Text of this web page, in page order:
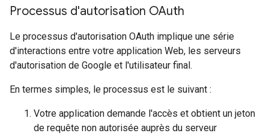
Processus d'autorisation OAuth
Le processus d'autorisation OAuth implique une série
d'interactions entre votre application Web, les serveurs
d'autorisation de Google et l'utilisateur final.
En termes simples, le processus est le suivant :
Votre application demande l'accès et obtient un jeton
de requête non autorisée auprès du serveur